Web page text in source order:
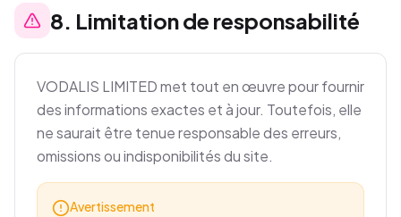
8. Limitation de responsabilité
VODALIS LIMITED met tout en œuvre pour fournir
des informations exactes et à jour. Toutefois, elle
ne saurait être tenue responsable des erreurs,
omissions ou indisponibilités du site.
Avertissement